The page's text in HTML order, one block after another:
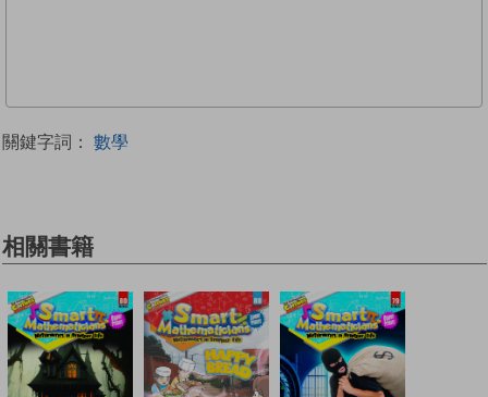
關鍵字詞： 數學
相關書籍